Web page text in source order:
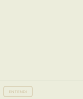
ENTENDI